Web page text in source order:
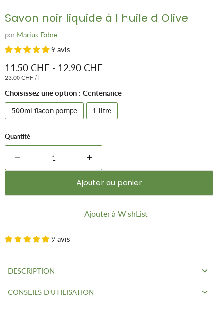
Savon noir liquide à l huile d Olive
par Marius Fabre
9 avis
11.50 CHF - 12.90 CHF
23.00 CHF / l
Choisissez une option : Contenance
500ml flacon pompe
1 litre
Quantité
Ajouter au panier
Ajouter à WishList
9 avis
DESCRIPTION
Nettoyant naturel très efficace pour tout nettoyer dans la
CONSEILS D'UTILISATION